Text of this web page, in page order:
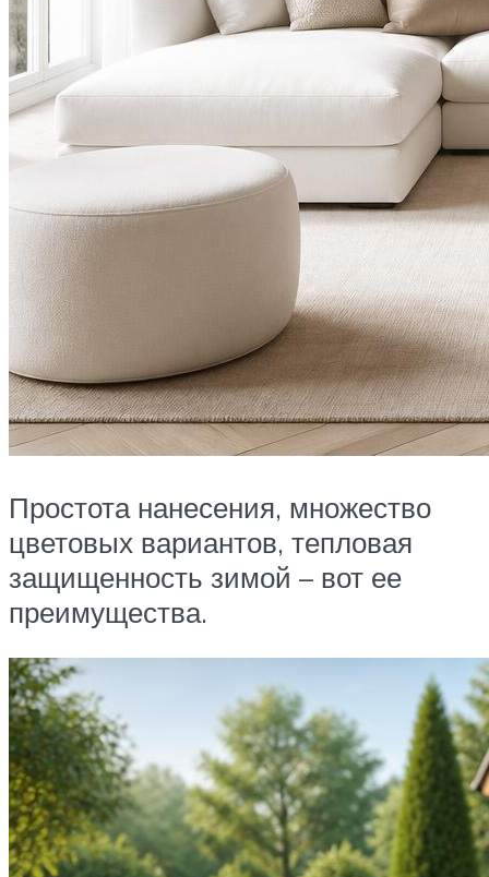
Простота нанесения, множество
цветовых вариантов, тепловая
защищенность зимой – вот ее
преимущества.